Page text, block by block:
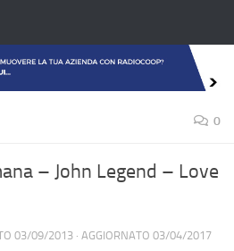
0
– John Legend – Love
03/09/2013 · AGGIORNATO 03/04/2017